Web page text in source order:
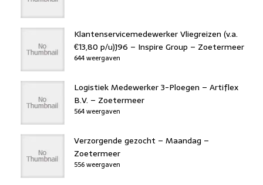
Klantenservicemedewerker Vliegreizen (v.a.
€13,80 p/u)J96 – Inspire Group – Zoetermeer
644 weergaven
Logistiek Medewerker 3-Ploegen – Artiflex
B.V. – Zoetermeer
564 weergaven
Verzorgende gezocht – Maandag –
Zoetermeer
556 weergaven